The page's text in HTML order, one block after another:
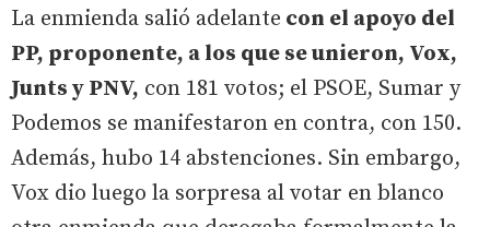
La enmienda salió adelante con el apoyo del
PP, proponente, a los que se unieron, Vox,
Junts y PNV, con 181 votos; el PSOE, Sumar y
Podemos se manifestaron en contra, con 150.
Además, hubo 14 abstenciones. Sin embargo,
Vox dio luego la sorpresa al votar en blanco